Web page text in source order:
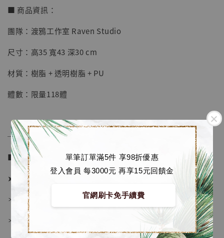
單筆訂單滿5件 享98折優惠
登入會員 每3000元 再享15元回饋金
官網刷卡免手續費
【店內現貨】七龍珠 系列蒐藏雕像 悟空 鳥山
明紀念款 [奇蹟工作室]
NT$ 5,580
加購優惠【海賊王 布魯克達摩 [7STARS Studio]】
■ 商品資訊：
團隊：渡鴉工作室 Raven Studio
尺寸：高35 寬43 深30 cm
材質：樹脂 + 透明樹脂 + PU
體數：限量118體
──────────────
■ 販售資訊 (NT$)：
➤ 價格 10080元 (訂金5580)
＊ 國際運費另計
＊ 刷卡免手續費